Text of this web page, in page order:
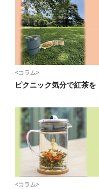
<コラム>
ピクニック気分で紅茶を
<コラム>